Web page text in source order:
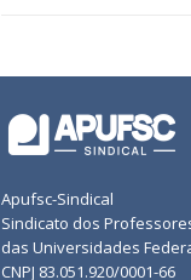
Apufsc-Sindical
Sindicato dos
das Universidades
CNPJ 83.051.920/0001-66